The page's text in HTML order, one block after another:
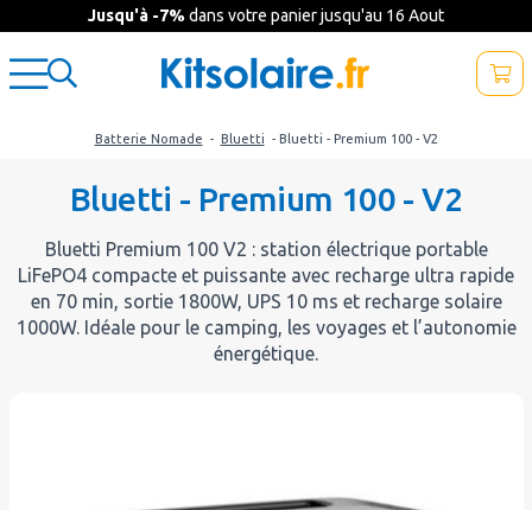
Jusqu'à -7% dans votre panier jusqu'au 16 Aout
Batterie Nomade - Bluetti - Bluetti - Premium 100 - V2
Bluetti - Premium 100 - V2
Bluetti Premium 100 V2 : station électrique portable
LiFePO4 compacte et puissante avec recharge ultra rapide
en 70 min, sortie 1800W, UPS 10 ms et recharge solaire
1000W. Idéale pour le camping, les voyages et l’autonomie
énergétique.